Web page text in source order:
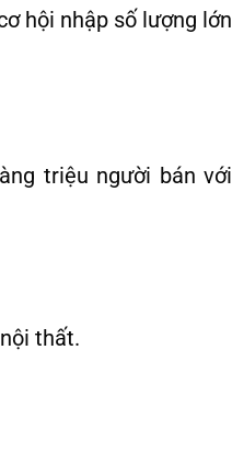
hội nhập số lượng lớn
triệu người bán với
thất.